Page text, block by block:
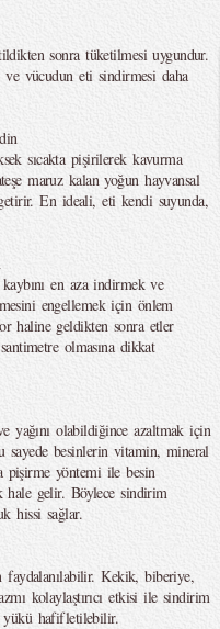
sonra tüketilmesi uygundur.
vücudun eti sindirmesi daha
sıcakta pişirilerek kavurma
maruz kalan yoğun hayvansal
En ideali, eti kendi suyunda,
en aza indirmek ve
engellemek için önlem
haline geldikten sonra etler
olmasına dikkat
yağını olabildiğince azaltmak için
sayede besinlerin vitamin, mineral
pişirme yöntemi ile besin
hale gelir. Böylece sindirim
hissi sağlar.
faydalanılabilir. Kekik, biberiye,
kolaylaştırıcı etkisi ile sindirim
yükü hafifletilebilir.